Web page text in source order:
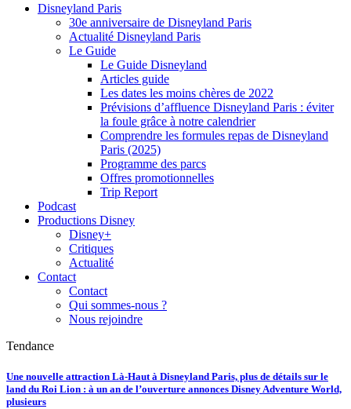
Disneyland Paris
30e anniversaire de Disneyland Paris
Actualité Disneyland Paris
Le Guide
Le Guide Disneyland
Articles guide
Les dates les moins chères de 2022
Prévisions d’affluence Disneyland Paris : éviter
la foule grâce à notre calendrier
Comprendre les formules repas de Disneyland
Paris (2025)
Programme des parcs
Offres promotionnelles
Trip Report
Podcast
Productions Disney
Disney+
Critiques
Actualité
Contact
Contact
Qui sommes-nous ?
Nous rejoindre
Tendance
Une nouvelle attraction Là-Haut à Disneyland Paris, plus de détails sur le
land du Roi Lion : à un an de l’ouverture annonces Disney Adventure World,
plusieurs